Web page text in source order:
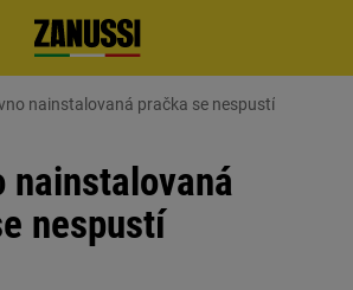
nainstalovaná pračka se nespustí
nainstalovaná
nespustí